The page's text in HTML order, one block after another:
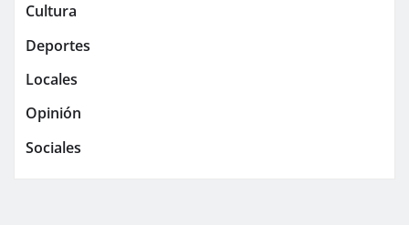
Cultura
Deportes
Locales
Opinión
Sociales